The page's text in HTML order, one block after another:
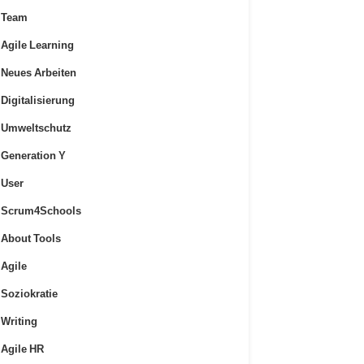
Team
Agile Learning
Neues Arbeiten
Digitalisierung
Umweltschutz
Generation Y
User
Scrum4Schools
About Tools
Agile
Soziokratie
Writing
Agile HR